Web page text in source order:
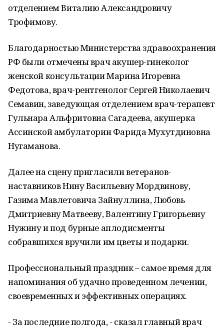
отделением Виталию Александровичу
Трофимову.
Благодарностью Министерства здравоохранения
РФ были отмечены врач акушер-гинеколог
женской консультации Марина Игоревна
Федотова, врач-рентгенолог Сергей Николаевич
Семавин, заведующая отделением врач-терапевт
Гульнара Альфритовна Сагадеева, акушерка
Ассинской амбулатории Фарида Мухутдиновна
Нугаманова.
Далее на сцену пригласили ветеранов-
наставников Нину Васильевну Мордвинову,
Газима Мавлетовича Зайнуллина, Любовь
Дмитриевну Матвееву, Валентину Григорьевну
Нужину и под бурные аплодисменты
собравшихся вручили им цветы и подарки.
Профессиональный праздник – самое время для
напоминания об удачно проведенном лечении,
своевременных и эффективных операциях.
- За последние полгода, - сказал главный врач